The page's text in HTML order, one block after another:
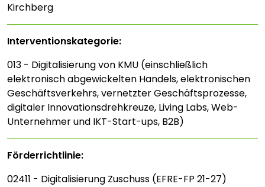
Kirchberg
Interventions­kategorie:
013 - Digitalisierung von KMU (einschließlich
elektronisch abgewickelten Handels, elektronischen
Geschäftsverkehrs, vernetzter Geschäftsprozesse,
digitaler Innovationsdrehkreuze, Living Labs, Web-
Unternehmer und IKT-Start-ups, B2B)
Förderrichtlinie:
02411 - Digitalisierung Zuschuss (EFRE-FP 21-27)